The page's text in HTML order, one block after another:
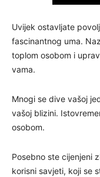
Uvijek ostavljate
fascinantnog uma.
toplom osobom i
vama.
Mnogi se dive vašoj
vašoj blizini.
osobom.
Posebno ste cijenjeni
korisni savjeti, koji se